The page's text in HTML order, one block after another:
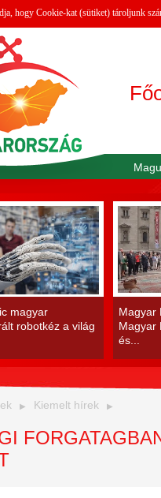
hogy Cookie-kat (sütiket) tároljunk
magyar
robotkéz a világ
Magyar
Magyar
és...
Kiemelt hírek